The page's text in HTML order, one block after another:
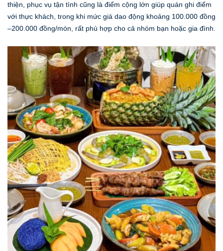
thiện, phục vụ tận tình cũng là điểm cộng lớn giúp quán ghi điểm
với thực khách, trong khi mức giá dao động khoảng 100.000 đồng
–200.000 đồng/món, rất phù hợp cho cả nhóm bạn hoặc gia đình.